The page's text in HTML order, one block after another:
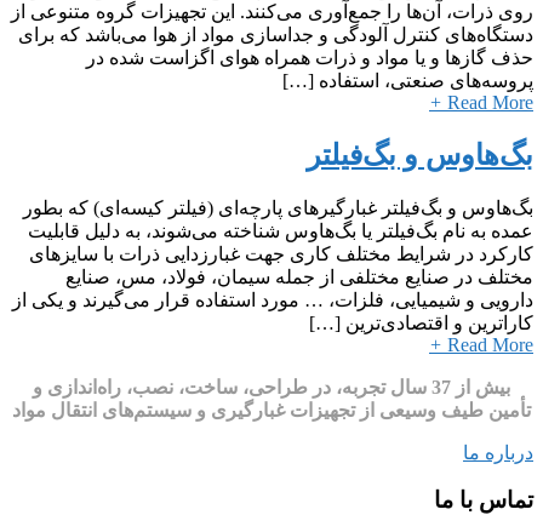
روی ذرات، آن‌ها را جمع‌آوری می‌کنند. این تجهیزات گروه متنوعی از
دستگاه‌های کنترل آلودگی و جداسازی مواد از هوا می‌باشد که برای
حذف گازها و یا مواد و ذرات همراه هوای اگزاست شده در
پروسه‌های صنعتی، استفاده […]
Read More
+
بگ‌هاوس و بگ‌فیلتر
بگ‌هاوس و بگ‌فیلتر غبارگیرهای پارچه‌ای (فیلتر کیسه‌ای) که بطور
عمده به نام بگ‌فیلتر یا بگ‌هاوس شناخته می‌شوند، به دلیل قابلیت
کارکرد در شرایط مختلف کاری جهت غبارزدایی ذرات با سایزهای
مختلف در صنایع مختلفی از جمله سیمان، فولاد، مس، صنایع
دارویی و شیمیایی، فلزات، … مورد استفاده قرار می‌گیرند و یکی از
کاراترین و اقتصادی‌ترین […]
Read More
+
بیش از 37 سال تجربه، در طراحی، ساخت، نصب، راه‌اندازی و
تأمین طیف وسیعی از تجهیزات غبارگیری و سیستم‌های انتقال مواد
درباره ما
تماس با ما